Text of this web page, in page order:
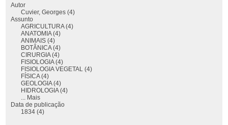
Autor
Cuvier, Georges (4)
Assunto
AGRICULTURA (4)
ANATOMIA (4)
ANIMAIS (4)
BOTÂNICA (4)
CIRURGIA (4)
FISIOLOGIA (4)
FISIOLOGIA VEGETAL (4)
FÍSICA (4)
GEOLOGIA (4)
HIDROLOGIA (4)
... Mais
Data de publicação
1834 (4)